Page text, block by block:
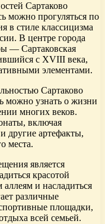
Сартаково
можно прогуляться по
в стиле классицизма
В центре города
— Сартаковская
с XVIII века,
элементами.
Сартаково
можно узнать о жизни
многих веков.
включая
другие артефакты,
места.
является
красотой
и насладиться
различные
площадки,
всей семьей.